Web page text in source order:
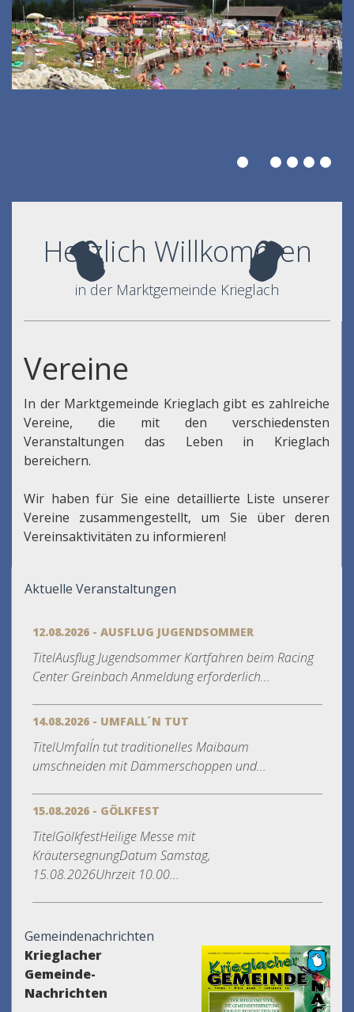
Herzlich Willkommen
in der Marktgemeinde Krieglach
Vereine
In der Marktgemeinde Krieglach gibt es zahlreiche
Vereine, die mit den verschiedensten
Veranstaltungen das Leben in Krieglach
bereichern.
Wir haben für Sie eine detaillierte Liste unserer
Vereine zusammengestellt, um Sie über deren
Vereinsaktivitäten zu informieren!
Aktuelle Veranstaltungen
12.08.2026 - AUSFLUG JUGENDSOMMER
TitelAusflug Jugendsommer Kartfahren beim Racing
Center Greinbach Anmeldung erforderlich...
14.08.2026 - UMFALL´N TUT
TitelUmfall´n tut traditionelles Maibaum
umschneiden mit Dämmerschoppen und...
15.08.2026 - GÖLKFEST
TitelGölkfestHeilige Messe mit
KräutersegnungDatum Samstag,
15.08.2026Uhrzeit 10.00...
Gemeindenachrichten
Krieglacher
Gemeinde-
Nachrichten